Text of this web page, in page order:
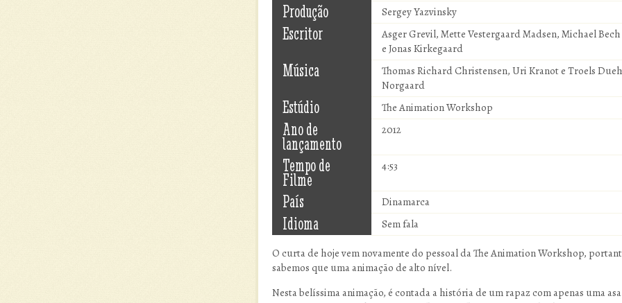
Produção Sergey Yazvinsky
Escritor
Asger Grevil, Mette Vestergaard Madsen, Michael Bech
e Jonas Kirkegaard
Música
Thomas Richard Christensen, Uri Kranot e Troels
Norgaard
Estúdio The Animation Workshop
Ano de
lançamento
2012
Tempo de
Filme
4:53
País Dinamarca
Idioma Sem fala
O curta de hoje vem novamente do pessoal da The Animation Workshop,
sabemos que uma animação de alto nível.
Nesta belíssima animação, é contada a história de um rapaz com apenas uma